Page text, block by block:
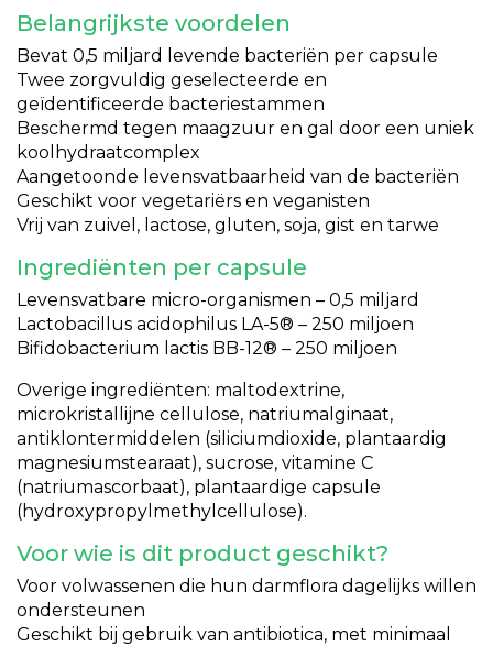
Belangrijkste voordelen
Bevat 0,5 miljard levende bacteriën per capsule
Twee zorgvuldig geselecteerde en
geïdentificeerde bacteriestammen
Beschermd tegen maagzuur en gal door een uniek
koolhydraatcomplex
Aangetoonde levensvatbaarheid van de bacteriën
Geschikt voor vegetariërs en veganisten
Vrij van zuivel, lactose, gluten, soja, gist en tarwe
Ingrediënten per capsule
Levensvatbare micro-organismen – 0,5 miljard
Lactobacillus acidophilus LA-5® – 250 miljoen
Bifidobacterium lactis BB-12® – 250 miljoen
Overige ingrediënten: maltodextrine,
microkristallijne cellulose, natriumalginaat,
antiklontermiddelen (siliciumdioxide, plantaardig
magnesiumstearaat), sucrose, vitamine C
(natriumascorbaat), plantaardige capsule
(hydroxypropylmethylcellulose).
Voor wie is dit product geschikt?
Voor volwassenen die hun darmflora dagelijks willen
ondersteunen
Geschikt bij gebruik van antibiotica, met minimaal